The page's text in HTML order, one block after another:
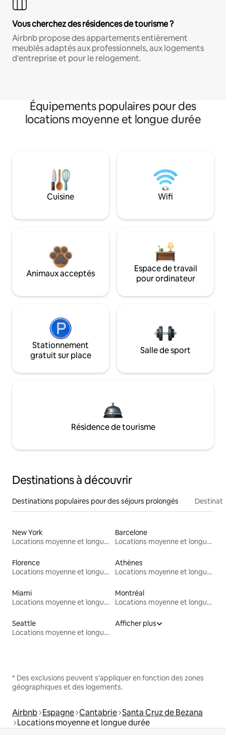
Vous cherchez des résidences de tourisme ?
Airbnb propose des appartements entièrement
meublés adaptés aux professionnels, aux logements
d'entreprise et pour le relogement.
Équipements populaires pour des
locations moyenne et longue durée
Cuisine Wifi
Animaux acceptés
Espace de travail
pour ordinateur
Stationnement
gratuit sur place
Salle de sport
Résidence de tourisme
Destinations à découvrir
Destinations populaires pour des séjours prolongés
New York
Locations moyenne et longue durée
Barcelone
Locations moyenne et longue durée
Florence
Locations moyenne et longue durée
Athènes
Locations moyenne et longue durée
Miami
Locations moyenne et longue durée
Montréal
Locations moyenne et longue durée
Seattle
Locations moyenne et longue durée
Afficher plus
* Des exclusions peuvent s'appliquer en fonction des zones
géographiques et des logements.
Airbnb Espagne Cantabrie Santa Cruz de Bezana
Locations moyenne et longue durée